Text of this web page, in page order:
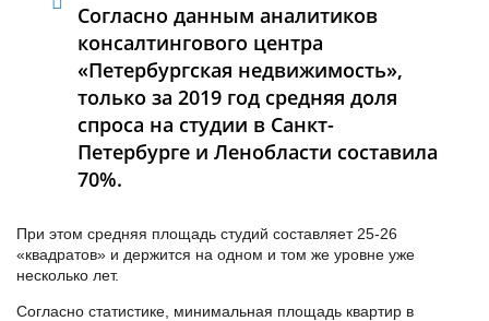
Согласно данным аналитиков
консалтингового центра
«Петербургская недвижимость»,
только за 2019 год средняя доля
спроса на студии в Санкт-
Петербурге и Ленобласти составила
70%.
При этом средняя площадь студий составляет 25-26
«квадратов» и держится на одном и том же уровне уже
несколько лет.
Согласно статистике, минимальная площадь квартир в